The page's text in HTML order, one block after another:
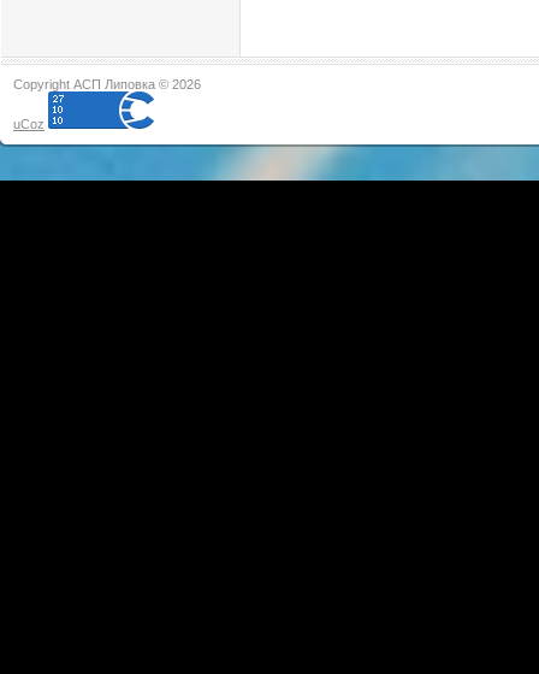
Copyright АСП Липовка © 2026
uCoz